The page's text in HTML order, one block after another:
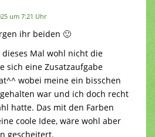
um 7:21 Uhr
ihr beiden 🙂
dieses Mal wohl nicht die
sich eine Zusatzaufgabe
wobei meine ein bisschen
war und ich doch recht
hatte. Das mit den Farben
coole Idee, wäre wohl aber
gescheitert.